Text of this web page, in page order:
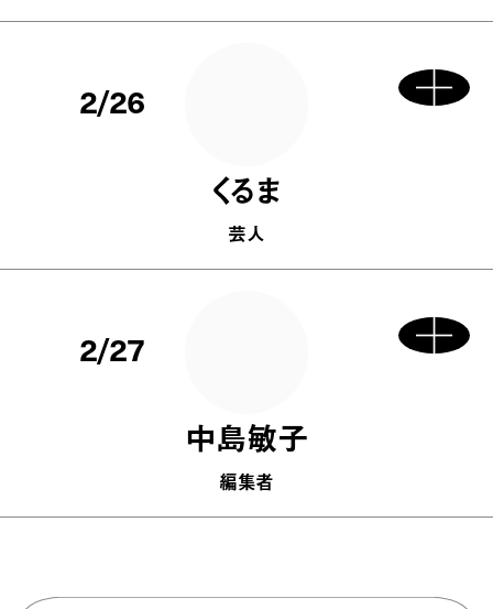
2/26
くるま
芸人
2/27
中島敏子
編集者